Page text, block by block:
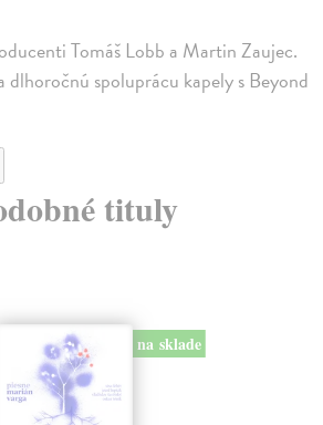
Tomáš Lobb a Martin Zaujec.
dlhoročnú spoluprácu kapely s Beyond
tituly
na sklade